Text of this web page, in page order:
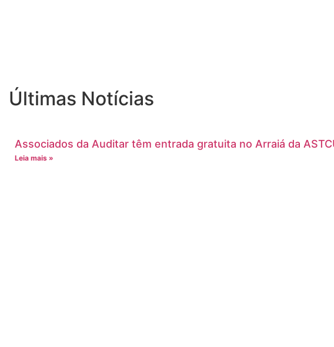
Últimas Notícias
Associados da Auditar têm entrada gratuita no Arraiá da
Leia mais »